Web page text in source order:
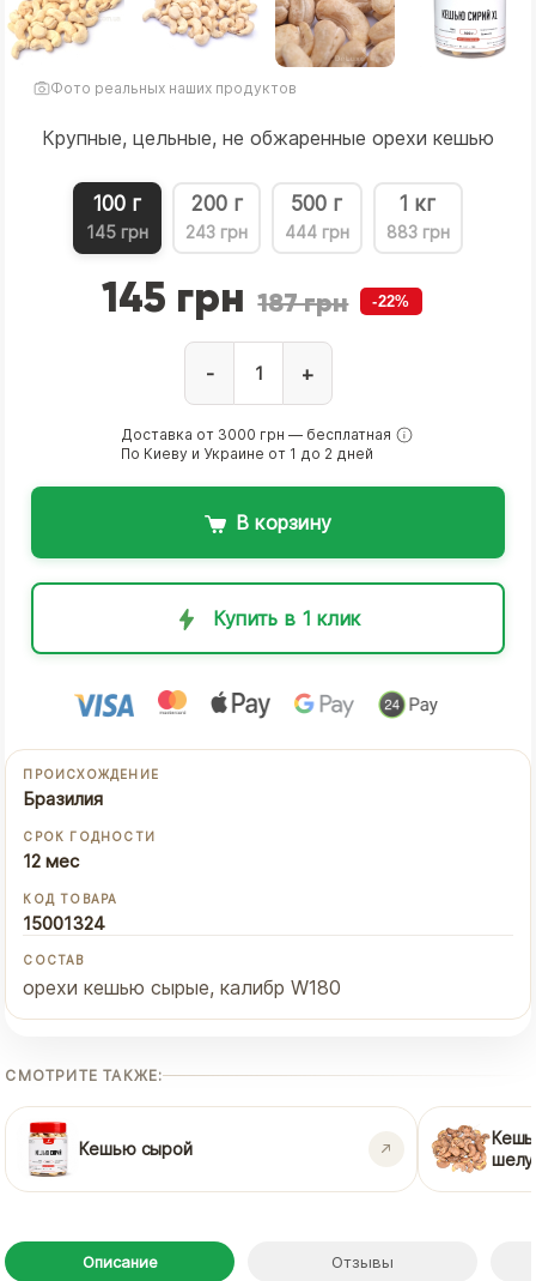
Фото реальных наших продуктов
Крупные, цельные, не обжаренные орехи кешью
100 г
145 грн
200 г
243 грн
500 г
444 грн
1 кг
883 грн
145 грн 187 грн -22%
- +
Доставка от 3000 грн — бесплатная
По Киеву и Украине от 1 до 2 дней
В корзину
Купить в 1 клик
ПРОИСХОЖДЕНИЕ
Бразилия
СРОК ГОДНОСТИ
12 мес
КОД ТОВАРА
15001324
СОСТАВ
орехи кешью сырые, калибр W180
СМОТРИТЕ ТАКЖЕ:
Кешью сырой
Описание Отзывы